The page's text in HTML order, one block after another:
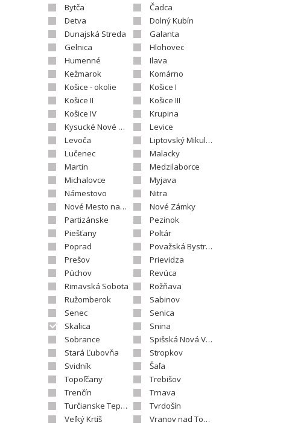
Bytča
Čadca
Detva
Dolný Kubín
Dunajská Streda
Galanta
Gelnica
Hlohovec
Humenné
Ilava
Kežmarok
Komárno
Košice - okolie
Košice I
Košice II
Košice III
Košice IV
Krupina
Kysucké Nové Mesto
Levice
Levoča
Liptovský Mikuláš
Lučenec
Malacky
Martin
Medzilaborce
Michalovce
Myjava
Námestovo
Nitra
Nové Mesto nad Váhom
Nové Zámky
Partizánske
Pezinok
Piešťany
Poltár
Poprad
Považská Bystrica
Prešov
Prievidza
Púchov
Revúca
Rimavská Sobota
Rožňava
Ružomberok
Sabinov
Senec
Senica
Skalica
Snina
Sobrance
Spišská Nová Ves
Stará Ľubovňa
Stropkov
Svidník
Šaľa
Topoľčany
Trebišov
Trenčín
Trnava
Turčianske Teplice
Tvrdošín
Veľký Krtíš
Vranov nad Topľou